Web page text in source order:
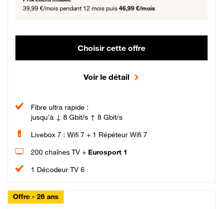
39,99 €/mois pendant 12 mois puis 46,99 €/mois
Choisir cette offre
Voir le détail
Fibre ultra rapide :
jusqu'à ↓ 8 Gbit/s ↑ 8 Gbit/s
Livebox 7 : Wifi 7 + 1 Répéteur Wifi 7
200 chaînes TV + Eurosport 1
1 Décodeur TV 6
Offre - 26 ans